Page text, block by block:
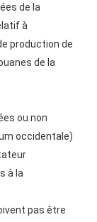
de la
à
production de
de la
ou non
occidentale)
à la
pas être